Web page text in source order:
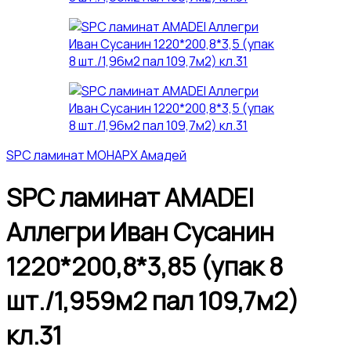
SPC ламинат МОНАРХ Амадей
SPC ламинат AMADEI
Аллегри Иван Сусанин
1220*200,8*3,85 (упак 8
шт./1,959м2 пал 109,7м2)
кл.31